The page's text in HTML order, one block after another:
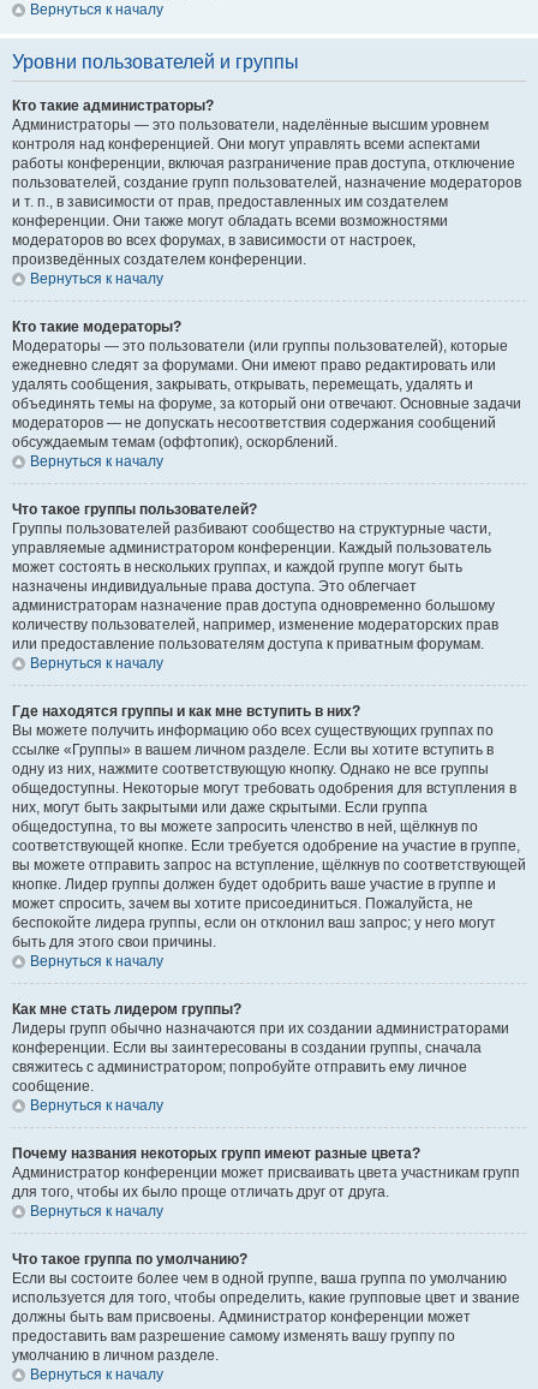
Вернуться к началу
Уровни пользователей и группы
Кто такие администраторы?
Администраторы — это пользователи, наделённые высшим уровнем
контроля над конференцией. Они могут управлять всеми аспектами
работы конференции, включая разграничение прав доступа, отключение
пользователей, создание групп пользователей, назначение модераторов
и т. п., в зависимости от прав, предоставленных им создателем
конференции. Они также могут обладать всеми возможностями
модераторов во всех форумах, в зависимости от настроек,
произведённых создателем конференции.
Вернуться к началу
Кто такие модераторы?
Модераторы — это пользователи (или группы пользователей), которые
ежедневно следят за форумами. Они имеют право редактировать или
удалять сообщения, закрывать, открывать, перемещать, удалять и
объединять темы на форуме, за который они отвечают. Основные задачи
модераторов — не допускать несоответствия содержания сообщений
обсуждаемым темам (оффтопик), оскорблений.
Вернуться к началу
Что такое группы пользователей?
Группы пользователей разбивают сообщество на структурные части,
управляемые администратором конференции. Каждый пользователь
может состоять в нескольких группах, и каждой группе могут быть
назначены индивидуальные права доступа. Это облегчает
администраторам назначение прав доступа одновременно большому
количеству пользователей, например, изменение модераторских прав
или предоставление пользователям доступа к приватным форумам.
Вернуться к началу
Где находятся группы и как мне вступить в них?
Вы можете получить информацию обо всех существующих группах по
ссылке «Группы» в вашем личном разделе. Если вы хотите вступить в
одну из них, нажмите соответствующую кнопку. Однако не все группы
общедоступны. Некоторые могут требовать одобрения для вступления в
них, могут быть закрытыми или даже скрытыми. Если группа
общедоступна, то вы можете запросить членство в ней, щёлкнув по
соответствующей кнопке. Если требуется одобрение на участие в группе,
вы можете отправить запрос на вступление, щёлкнув по соответствующей
кнопке. Лидер группы должен будет одобрить ваше участие в группе и
может спросить, зачем вы хотите присоединиться. Пожалуйста, не
беспокойте лидера группы, если он отклонил ваш запрос; у него могут
быть для этого свои причины.
Вернуться к началу
Как мне стать лидером группы?
Лидеры групп обычно назначаются при их создании администраторами
конференции. Если вы заинтересованы в создании группы, сначала
свяжитесь с администратором; попробуйте отправить ему личное
сообщение.
Вернуться к началу
Почему названия некоторых групп имеют разные цвета?
Администратор конференции может присваивать цвета участникам групп
для того, чтобы их было проще отличать друг от друга.
Вернуться к началу
Что такое группа по умолчанию?
Если вы состоите более чем в одной группе, ваша группа по умолчанию
используется для того, чтобы определить, какие групповые цвет и звание
должны быть вам присвоены. Администратор конференции может
предоставить вам разрешение самому изменять вашу группу по
умолчанию в личном разделе.
Вернуться к началу